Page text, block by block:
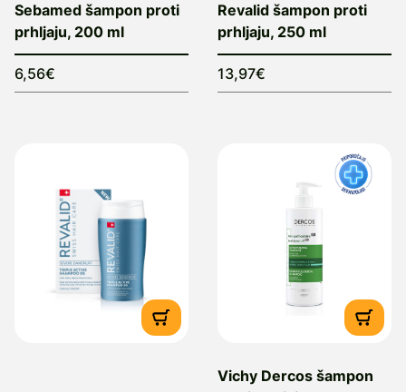
Sebamed šampon proti
prhljaju, 200 ml
6,56€
Revalid šampon proti
prhljaju, 250 ml
13,97€
Vichy Dercos šampon